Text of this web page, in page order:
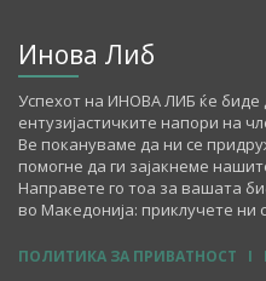
Инова Либ
Успехот на ИНОВА ЛИБ ќе биде
ентузијастичките напори на
Ве покануваме да ни се
помогне да ги зајакнеме
Направете го тоа за вашата
во Македонија: приклучете ни
ПОЛИТИКА ЗА ПРИВАТНОСТ I